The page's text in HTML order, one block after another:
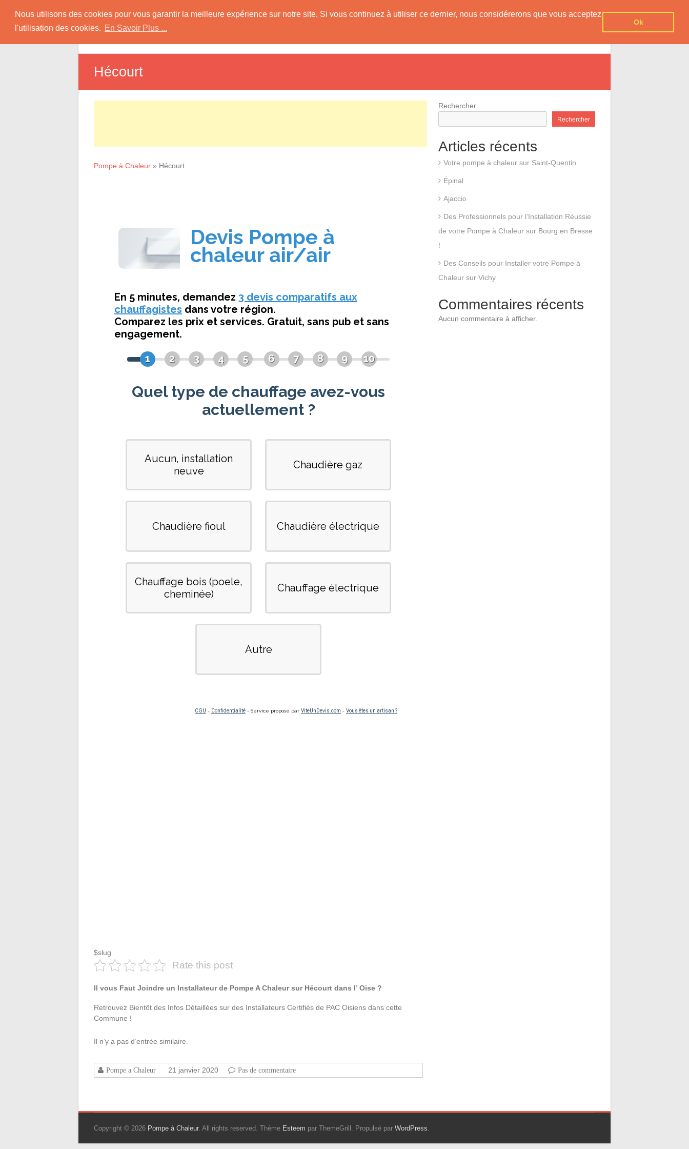
Nous utilisons des cookies pour vous garantir la meilleure expérience sur notre site. Si vous continuez à utiliser ce dernier, nous considérerons que vous acceptez
l'utilisation des cookies. En Savoir Plus ...
Ok
content
Pompe à Chaleur
Informations sur les Pompes à Chaleur
Hécourt
Pompe à Chaleur » Hécourt
$slug
Rate this post
Il vous Faut Joindre un Installateur de Pompe A Chaleur sur Hécourt dans l’ Oise ?
Retrouvez Bientôt des Infos Détaillées sur des Installateurs Certifiés de PAC Oisiens dans cette
Commune !
Il n’y a pas d’entrée similaire.
Pompe a Chaleur 21 janvier 2020 Pas de commentaire
Rechercher
Rechercher
Articles récents
Votre pompe à chaleur sur Saint-Quentin
Épinal
Ajaccio
Des Professionnels pour l’Installation Réussie
de votre Pompe à Chaleur sur Bourg en Bresse
!
Des Conseils pour Installer votre Pompe à
Chaleur sur Vichy
Commentaires récents
Aucun commentaire à afficher.
Copyright © 2026 Pompe à Chaleur. All rights reserved. Thème Esteem par ThemeGrill. Propulsé par WordPress.